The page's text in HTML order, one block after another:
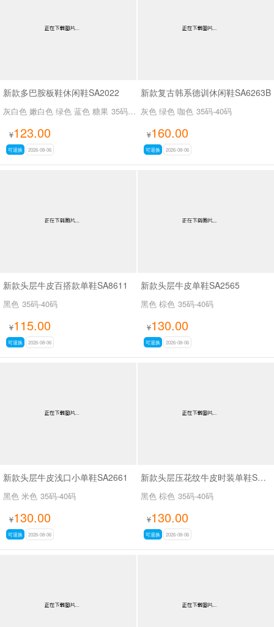
新款多巴胺板鞋休闲鞋SA2022
灰白色 嫩白色 绿色 蓝色 糖果 35码-39码
¥123.00
可退换 2026-08-06
新款复古韩系德训休闲鞋SA6263B
灰色 绿色 咖色 35码-40码
¥160.00
可退换 2026-08-06
新款头层牛皮百搭款单鞋SA8611
黑色 35码-40码
¥115.00
可退换 2026-08-06
新款头层牛皮单鞋SA2565
黑色 棕色 35码-40码
¥130.00
可退换 2026-08-06
新款头层牛皮浅口小单鞋SA2661
黑色 米色 35码-40码
¥130.00
可退换 2026-08-06
新款头层压花纹牛皮时装单鞋SA2562
黑色 棕色 35码-40码
¥130.00
可退换 2026-08-06